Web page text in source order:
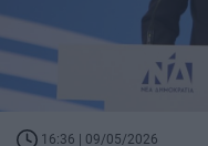
16:36 | 09/05/2026